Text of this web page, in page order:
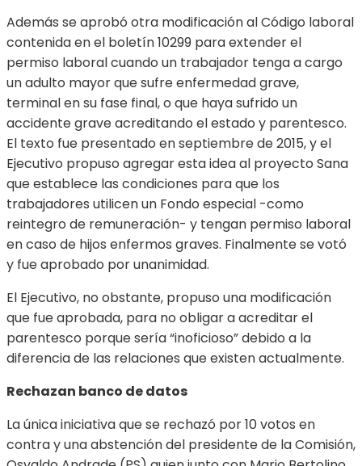
Además se aprobó otra modificación al Código laboral
contenida en el boletín 10299 para extender el
permiso laboral cuando un trabajador tenga a cargo
un adulto mayor que sufre enfermedad grave,
terminal en su fase final, o que haya sufrido un
accidente grave acreditando el estado y parentesco.
El texto fue presentado en septiembre de 2015, y el
Ejecutivo propuso agregar esta idea al proyecto Sana
que establece las condiciones para que los
trabajadores utilicen un Fondo especial -como
reintegro de remuneración- y tengan permiso laboral
en caso de hijos enfermos graves. Finalmente se votó
y fue aprobado por unanimidad.
El Ejecutivo, no obstante, propuso una modificación
que fue aprobada, para no obligar a acreditar el
parentesco porque sería “inoficioso” debido a la
diferencia de las relaciones que existen actualmente.
Rechazan banco de datos
La única iniciativa que se rechazó por 10 votos en
contra y una abstención del presidente de la Comisión,